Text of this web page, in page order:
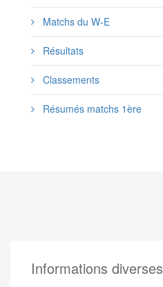
Matchs du W-E
Résultats
Classements
Résumés matchs 1ère
Informations diverses